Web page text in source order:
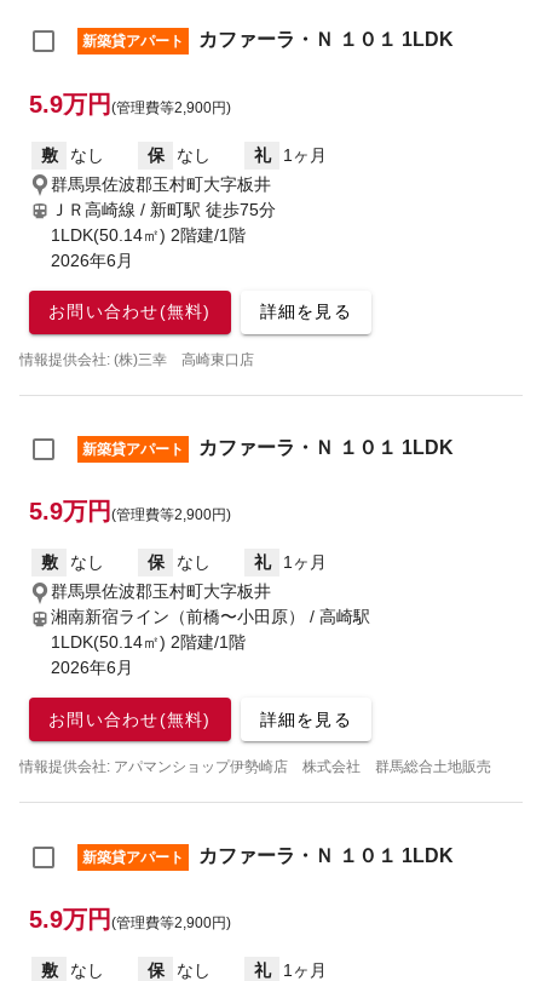
新築貸アパート カファーラ・Ｎ １０１ 1LDK
5.9万円 (管理費等2,900円)
敷 なし 保 なし 礼
1ヶ月
群馬県佐波郡玉村町大字板井
ＪＲ高崎線 / 新町駅 徒歩75分
1LDK(50.14㎡) 2階建/1階
2026年6月
お問い合わせ(無料) 詳細を見る
情報提供会社: (株)三幸 高崎東口店
新築貸アパート カファーラ・Ｎ １０１ 1LDK
5.9万円 (管理費等2,900円)
敷 なし 保 なし 礼
1ヶ月
群馬県佐波郡玉村町大字板井
湘南新宿ライン（前橋〜小田原） / 高崎駅
1LDK(50.14㎡) 2階建/1階
2026年6月
お問い合わせ(無料) 詳細を見る
情報提供会社: アパマンショップ伊勢崎店 株式会社 群馬総合土地販売
新築貸アパート カファーラ・Ｎ １０１ 1LDK
5.9万円 (管理費等2,900円)
敷 なし 保 なし 礼
1ヶ月